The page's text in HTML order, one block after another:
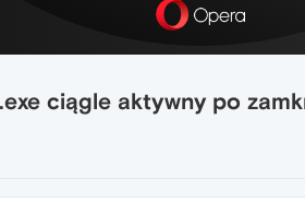
ciągle aktywny po